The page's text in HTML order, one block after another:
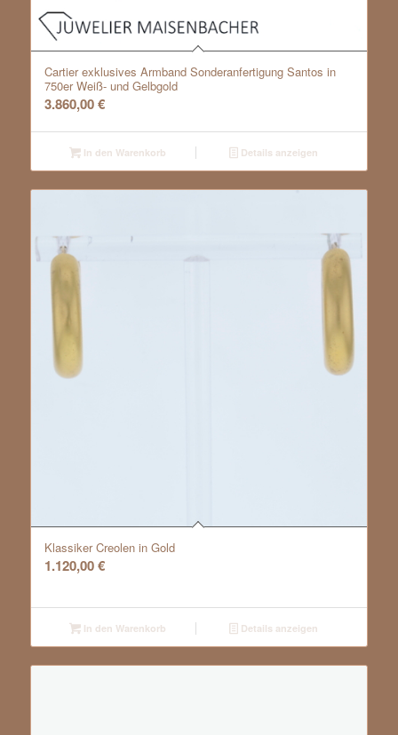
Cartier exklusives Armband Sonderanfertigung Santos in
750er Weiß- und Gelbgold
3.860,00€
In den Warenkorb Details anzeigen
Klassiker Creolen in Gold
1.120,00€
In den Warenkorb Details anzeigen